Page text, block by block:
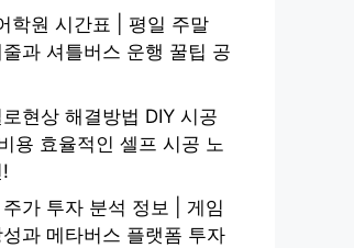
학원 시간표 | 평일 주말
과 셔틀버스 운행 꿀팁 공
현상 해결방법 DIY 시공
용 효율적인 셀프 시공 노
가 투자 분석 정보 | 게임
과 메타버스 플랫폼 투자